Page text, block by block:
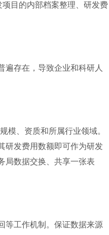
目的内部档案整理、研发费
遍存在，导致企业和科研人
模、资质和所属行业领域。
研发费用数额即可作为研发
局数据交换、共享一张表
等工作机制。保证数据来源